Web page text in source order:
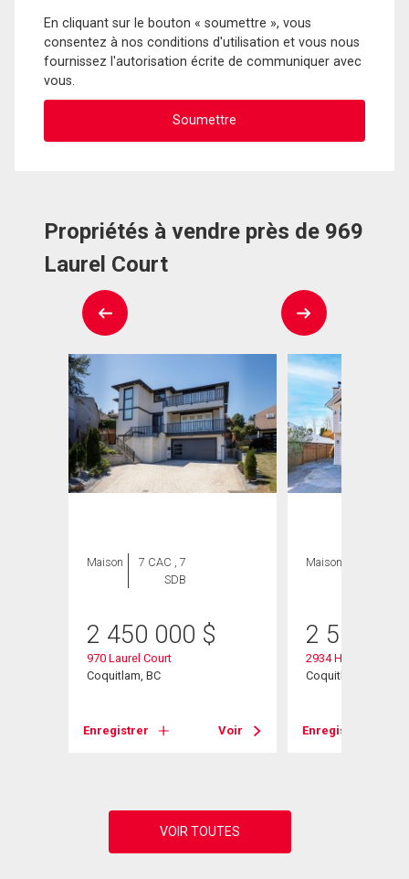
En cliquant sur le bouton « soumettre », vous
consentez à nos conditions d'utilisation et vous nous
fournissez l'autorisation écrite de communiquer avec
vous.
Propriétés à vendre près de 969
Laurel Court
Maison
7 CAC , 7
SDB
2 450 000 $
970 Laurel Court
Coquitlam, BC
Enregistrer Voir
Maison
2 500
2934 Heckbert
Coquitlam, BC
Enregistrer